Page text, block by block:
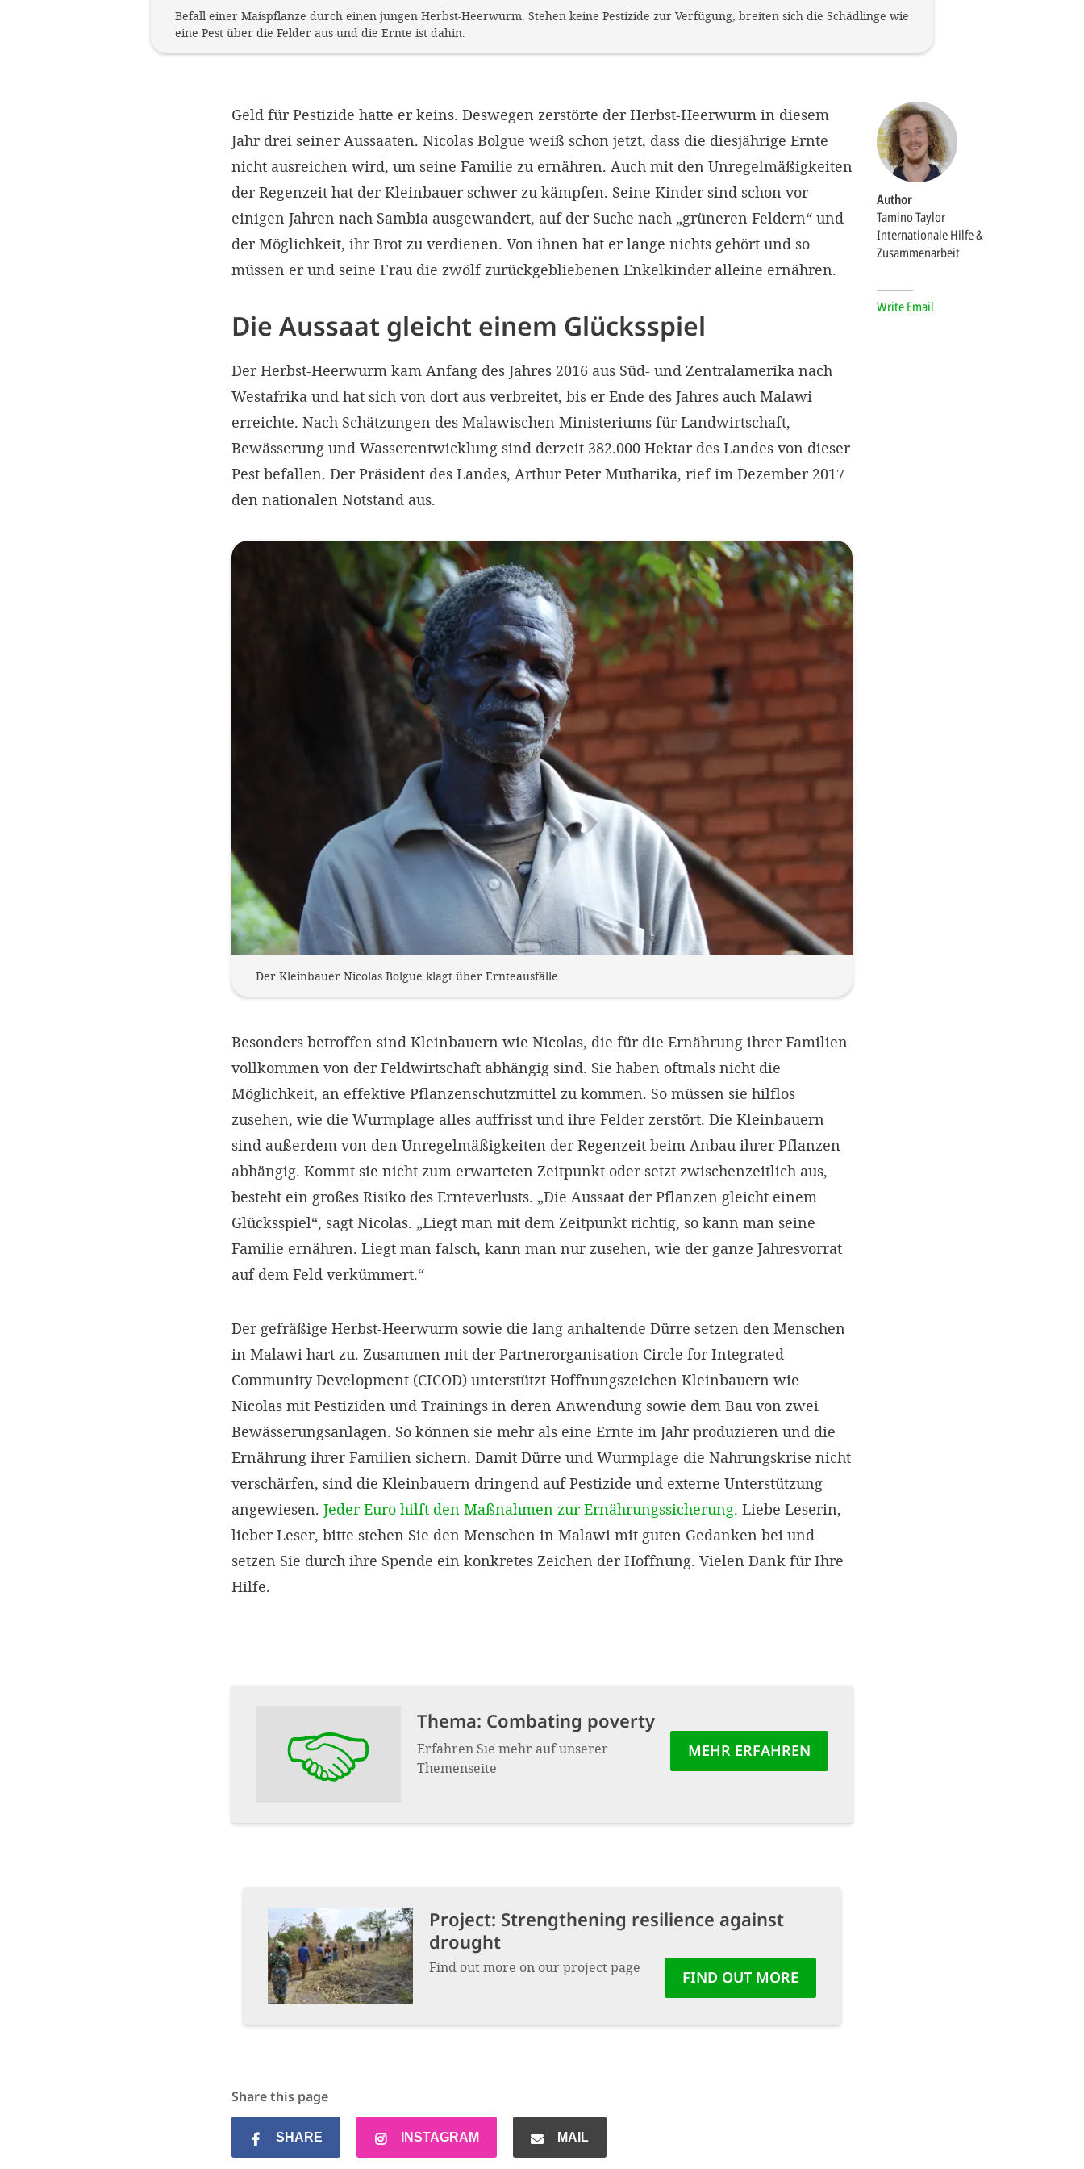
Befall einer Maispflanze durch einen jungen Herbst-Heerwurm. Stehen keine Pestizide zur Verfügung, breiten sich die Schädlinge wie
eine Pest über die Felder aus und die Ernte ist dahin.
Author
Tamino Taylor
Internationale Hilfe &
Zusammenarbeit
Write Email
Geld für Pestizide hatte er keins. Deswegen zerstörte der Herbst-Heerwurm in diesem
Jahr drei seiner Aussaaten. Nicolas Bolgue weiß schon jetzt, dass die diesjährige Ernte
nicht ausreichen wird, um seine Familie zu ernähren. Auch mit den Unregelmäßigkeiten
der Regenzeit hat der Kleinbauer schwer zu kämpfen. Seine Kinder sind schon vor
einigen Jahren nach Sambia ausgewandert, auf der Suche nach „grüneren Feldern“ und
der Möglichkeit, ihr Brot zu verdienen. Von ihnen hat er lange nichts gehört und so
müssen er und seine Frau die zwölf zurückgebliebenen Enkelkinder alleine ernähren.
Die Aussaat gleicht einem Glücksspiel
Der Herbst-Heerwurm kam Anfang des Jahres 2016 aus Süd- und Zentralamerika nach
Westafrika und hat sich von dort aus verbreitet, bis er Ende des Jahres auch Malawi
erreichte. Nach Schätzungen des Malawischen Ministeriums für Landwirtschaft,
Bewässerung und Wasserentwicklung sind derzeit 382.000 Hektar des Landes von dieser
Pest befallen. Der Präsident des Landes, Arthur Peter Mutharika, rief im Dezember 2017
den nationalen Notstand aus.
Der Kleinbauer Nicolas Bolgue klagt über Ernteausfälle.
Besonders betroffen sind Kleinbauern wie Nicolas, die für die Ernährung ihrer Familien
vollkommen von der Feldwirtschaft abhängig sind. Sie haben oftmals nicht die
Möglichkeit, an effektive Pflanzenschutzmittel zu kommen. So müssen sie hilflos
zusehen, wie die Wurmplage alles auffrisst und ihre Felder zerstört. Die Kleinbauern
sind außerdem von den Unregelmäßigkeiten der Regenzeit beim Anbau ihrer Pflanzen
abhängig. Kommt sie nicht zum erwarteten Zeitpunkt oder setzt zwischenzeitlich aus,
besteht ein großes Risiko des Ernteverlusts. „Die Aussaat der Pflanzen gleicht einem
Glücksspiel“, sagt Nicolas. „Liegt man mit dem Zeitpunkt richtig, so kann man seine
Familie ernähren. Liegt man falsch, kann man nur zusehen, wie der ganze Jahresvorrat
auf dem Feld verkümmert.“
Der gefräßige Herbst-Heerwurm sowie die lang anhaltende Dürre setzen den Menschen
in Malawi hart zu. Zusammen mit der Partnerorganisation Circle for Integrated
Community Development (CICOD) unterstützt Hoffnungszeichen Kleinbauern wie
Nicolas mit Pestiziden und Trainings in deren Anwendung sowie dem Bau von zwei
Bewässerungsanlagen. So können sie mehr als eine Ernte im Jahr produzieren und die
Ernährung ihrer Familien sichern. Damit Dürre und Wurmplage die Nahrungskrise nicht
verschärfen, sind die Kleinbauern dringend auf Pestizide und externe Unterstützung
angewiesen. Jeder Euro hilft den Maßnahmen zur Ernährungssicherung. Liebe Leserin,
lieber Leser, bitte stehen Sie den Menschen in Malawi mit guten Gedanken bei und
setzen Sie durch ihre Spende ein konkretes Zeichen der Hoffnung. Vielen Dank für Ihre
Hilfe.
Thema: Combating poverty
Erfahren Sie mehr auf unserer
Themenseite
MEHR ERFAHREN
Project: Strengthening resilience against
drought
Find out more on our project page
FIND OUT MORE
Share this page
SHARE INSTAGRAM MAIL